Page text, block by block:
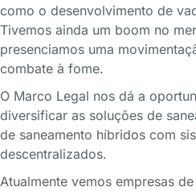
como o desenvolvimento de
Tivemos ainda um boom no
presenciamos uma
combate à fome.
O Marco Legal nos dá a
diversificar as soluções de
de saneamento híbridos com
descentralizados.
Atualmente vemos empresas